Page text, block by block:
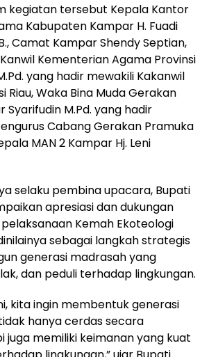
kegiatan tersebut Kepala Kantor
Kabupaten Kampar H. Fuadi
Camat Kampar Shendy Septian,
Kementerian Agama Provinsi
yang hadir mewakili Kakanwil
Riau, Waka Bina Muda Gerakan
Syarifudin M.Pd. yang hadir
Cabang Gerakan Pramuka
MAN 2 Kampar Hj. Leni
selaku pembina upacara, Bupati
apresiasi dan dukungan
Kemah Ekoteologi
sebagai langkah strategis
generasi madrasah yang
dan peduli terhadap lingkungan.
kita ingin membentuk generasi
hanya cerdas secara
juga memiliki keimanan yang kuat